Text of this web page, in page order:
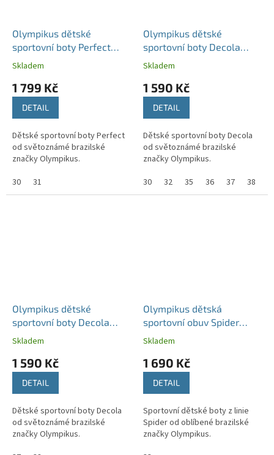
Olympikus dětské
sportovní boty Perfect
korálové
Skladem
1 799 Kč
DETAIL
Dětské sportovní boty Perfect
od světoznámé brazilské
značky Olympikus.
30
31
Olympikus dětské
sportovní boty Decola
modré/růžové
Skladem
1 590 Kč
DETAIL
Dětské sportovní boty Decola
od světoznámé brazilské
značky Olympikus.
30
32 35 36 37 38
Olympikus dětské
sportovní boty Decola
modré
Skladem
1 590 Kč
DETAIL
Dětské sportovní boty Decola
od světoznámé brazilské
značky Olympikus.
Olympikus dětská
sportovní obuv Spider
Iron/Candy
Skladem
1 690 Kč
DETAIL
Sportovní dětské boty z linie
Spider od oblíbené brazilské
značky Olympikus.